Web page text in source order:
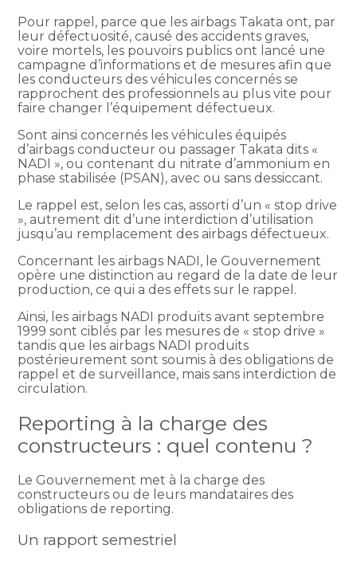
Pour rappel, parce que les airbags Takata ont, par
leur défectuosité, causé des accidents graves,
voire mortels, les pouvoirs publics ont lancé une
campagne d’informations et de mesures afin que
les conducteurs des véhicules concernés se
rapprochent des professionnels au plus vite pour
faire changer l’équipement défectueux.
Sont ainsi concernés les véhicules équipés
d’airbags conducteur ou passager Takata dits «
NADI », ou contenant du nitrate d’ammonium en
phase stabilisée (PSAN), avec ou sans dessiccant.
Le rappel est, selon les cas, assorti d’un « stop drive
», autrement dit d’une interdiction d’utilisation
jusqu’au remplacement des airbags défectueux.
Concernant les airbags NADI, le Gouvernement
opère une distinction au regard de la date de leur
production, ce qui a des effets sur le rappel.
Ainsi, les airbags NADI produits avant septembre
1999 sont ciblés par les mesures de « stop drive »
tandis que les airbags NADI produits
postérieurement sont soumis à des obligations de
rappel et de surveillance, mais sans interdiction de
circulation.
Reporting à la charge des
constructeurs : quel contenu ?
Le Gouvernement met à la charge des
constructeurs ou de leurs mandataires des
obligations de reporting.
Un rapport semestriel